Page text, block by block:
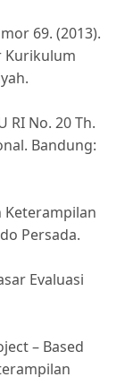
69. (2013).
Kurikulum
RI No. 20 Th.
Bandung:
Keterampilan
Persada.
Evaluasi
– Based